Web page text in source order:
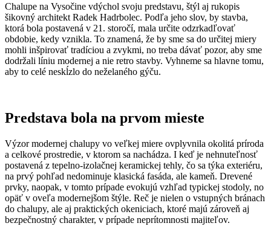
Chalupe na Vysočine vdýchol svoju predstavu, štýl aj rukopis
šikovný architekt Radek Hadrbolec. Podľa jeho slov, by stavba,
ktorá bola postavená v 21. storočí, mala určite odzrkadľovať
obdobie, kedy vznikla. To znamená, že by sme sa do určitej miery
mohli inšpirovať tradíciou a zvykmi, no treba dávať pozor, aby sme
dodržali líniu modernej a nie retro stavby. Vyhneme sa hlavne tomu,
aby to celé neskĺzlo do neželaného gýču.
Predstava bola na prvom mieste
Výzor modernej chalupy vo veľkej miere ovplyvnila okolitá príroda
a celkové prostredie, v ktorom sa nachádza. I keď je nehnuteľnosť
postavená z tepelno-izolačnej keramickej tehly, čo sa týka exteriéru,
na prvý pohľad nedominuje klasická fasáda, ale kameň. Drevené
prvky, naopak, v tomto prípade evokujú vzhľad typickej stodoly, no
opäť v oveľa modernejšom štýle. Reč je nielen o vstupných bránach
do chalupy, ale aj praktických okeniciach, ktoré majú zároveň aj
bezpečnostný charakter, v prípade neprítomnosti majiteľov.